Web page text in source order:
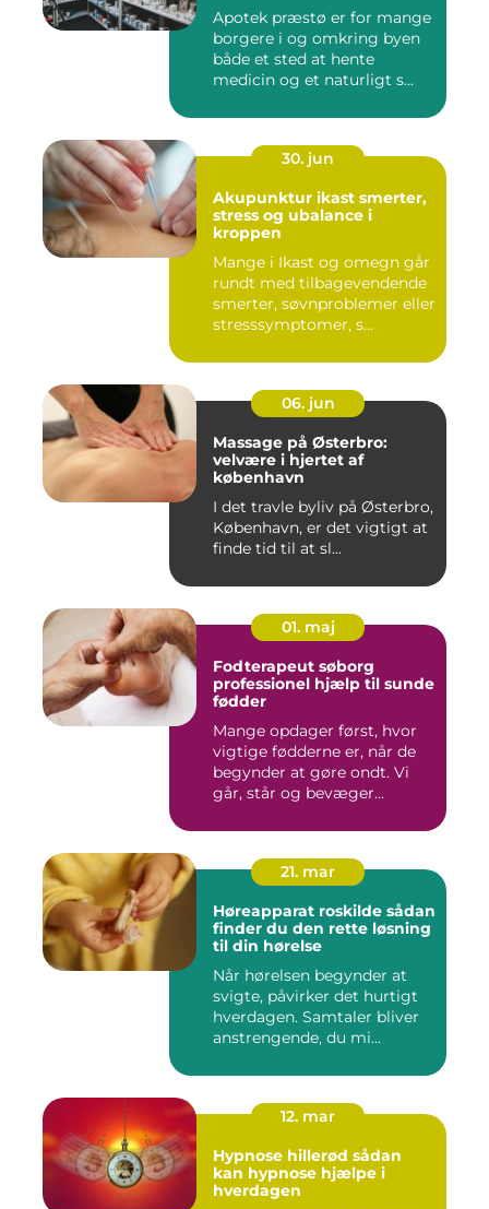
Apotek præstø er for mange
borgere i og omkring byen
både et sted at hente
medicin og et naturligt s...
30. jun
Akupunktur ikast smerter,
stress og ubalance i
kroppen
Mange i Ikast og omegn går
rundt med tilbagevendende
smerter, søvnproblemer eller
stresssymptomer, s...
06. jun
Massage på Østerbro:
velvære i hjertet af
københavn
I det travle byliv på Østerbro,
København, er det vigtigt at
finde tid til at sl...
01. maj
Fodterapeut søborg
professionel hjælp til sunde
fødder
Mange opdager først, hvor
vigtige fødderne er, når de
begynder at gøre ondt. Vi
går, står og bevæger...
21. mar
Høreapparat roskilde sådan
finder du den rette løsning
til din hørelse
Når hørelsen begynder at
svigte, påvirker det hurtigt
hverdagen. Samtaler bliver
anstrengende, du mi...
12. mar
Hypnose hillerød sådan
kan hypnose hjælpe i
hverdagen